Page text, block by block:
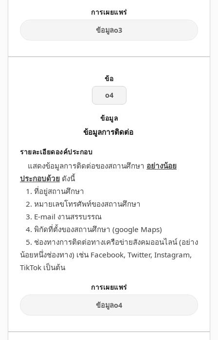
ข้อมูลo3
o4
ข้อมูลการติดต่อ
แสดงข้อมูลการติดต่อของสถานศึกษา อย่างน้อย
ประกอบด้วย ดังนี้
1. ที่อยู่สถานศึกษา
2. หมายเลขโทรศัพท์ของสถานศึกษา
3. E-mail งานสรรบรรณ
4. พิกัดที่ตั้งของสถานศึกษา (google Maps)
5. ช่องทางการติดต่อทางเครือข่ายสังคมออนไลน์ (อย่าง
น้อยหนึ่งช่องทาง) เช่น Facebook, Twitter, Instagram,
TikTok เป็นต้น
ข้อมูลo4